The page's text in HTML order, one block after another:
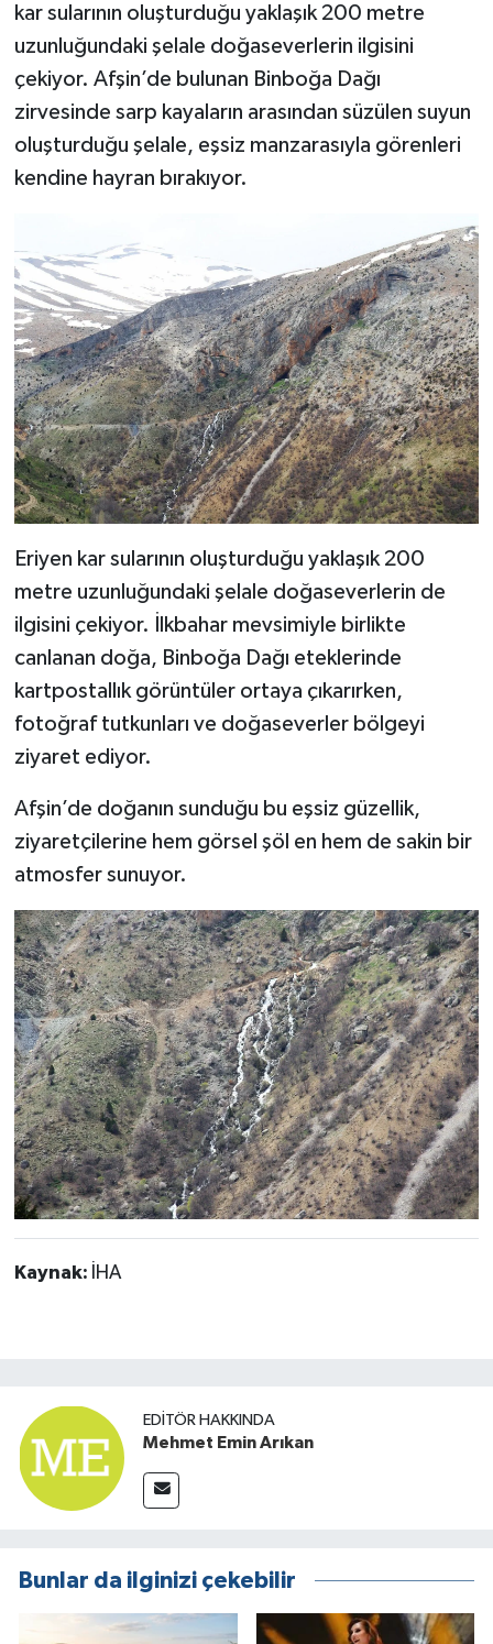
kar sularının oluşturduğu yaklaşık 200 metre
uzunluğundaki şelale doğaseverlerin ilgisini
çekiyor. Afşin’de bulunan Binboğa Dağı
zirvesinde sarp kayaların arasından süzülen suyun
oluşturduğu şelale, eşsiz manzarasıyla görenleri
kendine hayran bırakıyor.
Eriyen kar sularının oluşturduğu yaklaşık 200
metre uzunluğundaki şelale doğaseverlerin de
ilgisini çekiyor. İlkbahar mevsimiyle birlikte
canlanan doğa, Binboğa Dağı eteklerinde
kartpostallık görüntüler ortaya çıkarırken,
fotoğraf tutkunları ve doğaseverler bölgeyi
ziyaret ediyor.
Afşin’de doğanın sunduğu bu eşsiz güzellik,
ziyaretçilerine hem görsel şöl en hem de sakin bir
atmosfer sunuyor.
Kaynak: İHA
EDITÖR HAKKINDA
Mehmet Emin Arıkan
Bunlar da ilginizi çekebilir